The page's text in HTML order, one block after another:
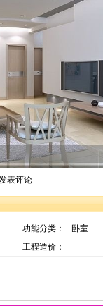
表评论
功能分类：
卧室
工程造价：